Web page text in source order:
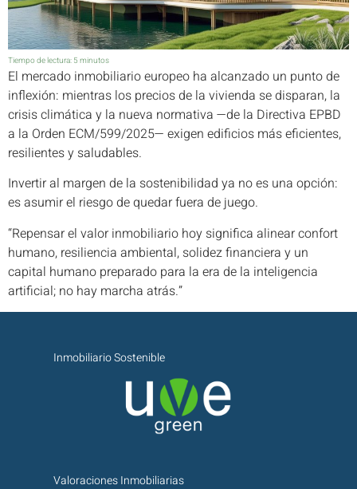
Tiempo de lectura: 5 minutos
El mercado inmobiliario europeo ha alcanzado un punto de
inflexión: mientras los precios de la vivienda se disparan, la
crisis climática y la nueva normativa —de la Directiva EPBD
a la Orden ECM/599/2025— exigen edificios más eficientes,
resilientes y saludables.
Invertir al margen de la sostenibilidad ya no es una opción:
es asumir el riesgo de quedar fuera de juego.
“Repensar el valor inmobiliario hoy significa alinear confort
humano, resiliencia ambiental, solidez financiera y un
capital humano preparado para la era de la inteligencia
artificial; no hay marcha atrás.”
Valoraciones Inmobiliarias
Inmobiliario Sostenible